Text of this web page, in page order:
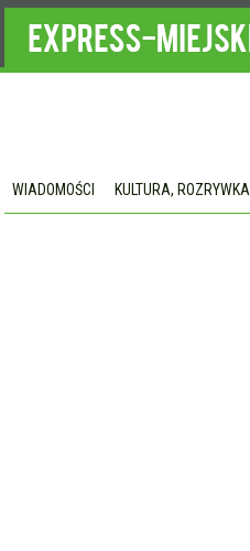
WIADOMOŚCI KULTURA, ROZRYWKA